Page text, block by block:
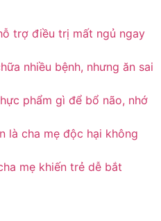
trợ điều trị mất ngủ ngay
nhiều bệnh, nhưng ăn sai
phẩm gì để bổ não, nhớ
là cha mẹ độc hại không
mẹ khiến trẻ dễ bắt